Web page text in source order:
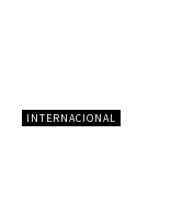
INTERNACIONAL